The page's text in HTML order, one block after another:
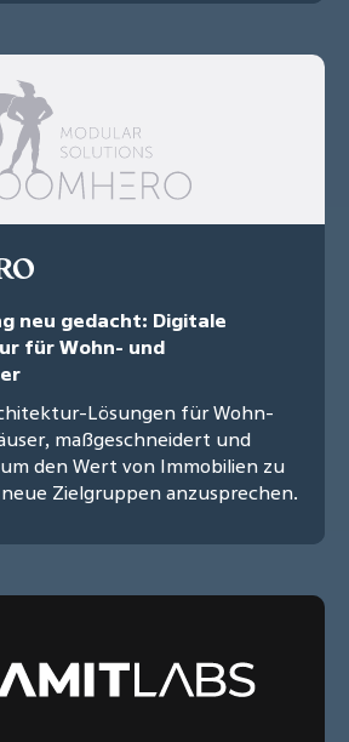
neu gedacht: Digitale
für Wohn- und
Lösungen für Wohn-
maßgeschneidert und
den Wert von Immobilien zu
Zielgruppen anzusprechen.